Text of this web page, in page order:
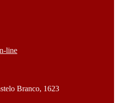
line
Branco, 1623